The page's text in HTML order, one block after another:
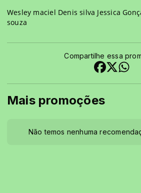
Wesley maciel Denis silva Jessica
souza
Compartilhe essa
Mais promoções
Não temos nenhuma